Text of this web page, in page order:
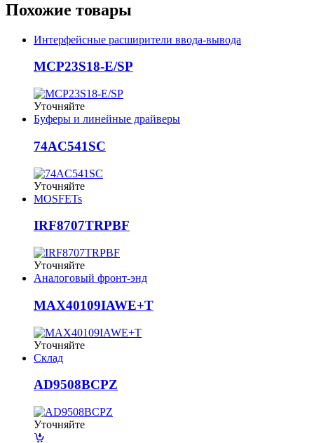
Похожие товары
Интерфейсные расширители ввода-вывода
MCP23S18-E/SP
Уточняйте
Буферы и линейные драйверы
74AC541SC
Уточняйте
MOSFETs
IRF8707TRPBF
Уточняйте
Аналоговый фронт-энд
MAX40109IAWE+T
Уточняйте
Склад
AD9508BCPZ
Уточняйте